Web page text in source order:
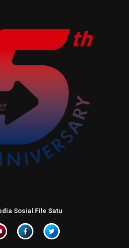
Sosial File Satu